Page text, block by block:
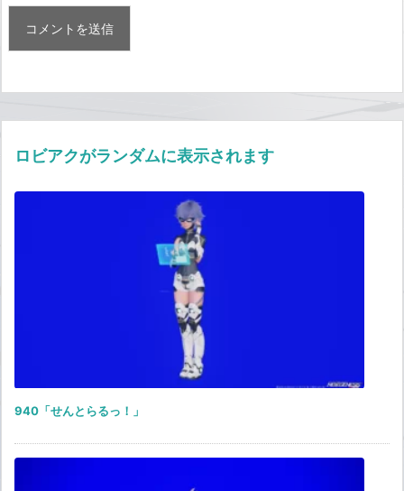
ロビアクがランダムに表示されます
940「せんとらるっ！」